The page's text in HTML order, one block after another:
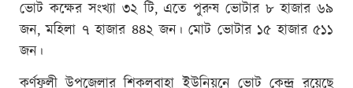
ভোট কক্ষের সংখ্যা ৩২ টি, এতে পুরুষ ভোটার ৮ হাজার ৬৯
জন, মহিলা ৭ হাজার ৪৪২ জন। মোট ভোটার ১৫ হাজার ৫১১
জন।